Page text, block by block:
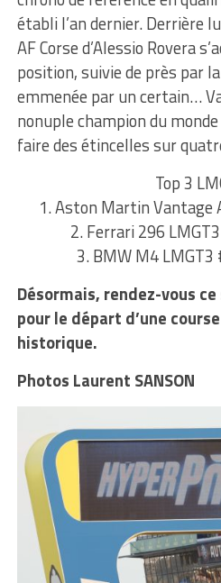
établi l’an dernier. Derrière
AF Corse d’Alessio Rovera
position, suivie de près par
emmenée par un certain…
nonuple champion du
faire des étincelles sur
Top 3
1. Aston Martin Vantage
2. Ferrari 296
3. BMW M4 LMGT3
Désormais, rendez-vous
pour le départ d’une
historique.
Photos Laurent SANSON